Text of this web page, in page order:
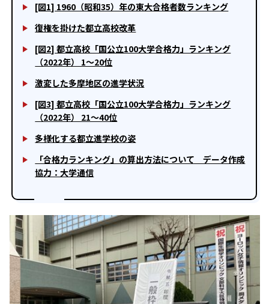
[図1] 1960（昭和35）年の東大合格者数ランキング
復権を掛けた都立高校改革
[図2] 都立高校「国公立100大学合格力」ランキング
（2022年） 1～20位
激変した多摩地区の進学状況
[図3] 都立高校「国公立100大学合格力」ランキング
（2022年） 21～40位
多様化する都立進学校の姿
「合格力ランキング」の算出方法について データ作成
協力：大学通信